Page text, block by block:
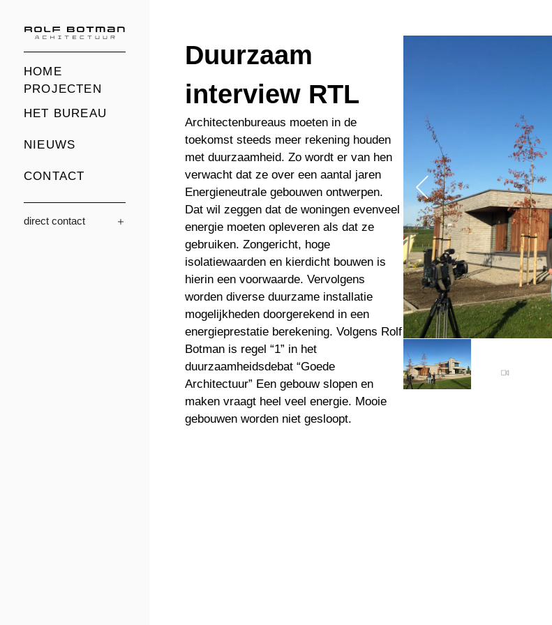
HOME
PROJECTEN
HET BUREAU
NIEUWS
CONTACT
direct contact
Duurzaam
interview RTL
Architectenbureaus moeten in de
toekomst steeds meer rekening houden
met duurzaamheid. Zo wordt er van hen
verwacht dat ze over een aantal jaren
Energieneutrale gebouwen ontwerpen.
Dat wil zeggen dat de woningen evenveel
energie moeten opleveren als dat ze
gebruiken. Zongericht, hoge
isolatiewaarden en kierdicht bouwen is
hierin een voorwaarde. Vervolgens
worden diverse duurzame installatie
mogelijkheden doorgerekend in een
energieprestatie berekening. Volgens Rolf
Botman is regel “1” in het
duurzaamheidsdebat “Goede
Architectuur” Een gebouw slopen en
maken vraagt heel veel energie. Mooie
gebouwen worden niet gesloopt.